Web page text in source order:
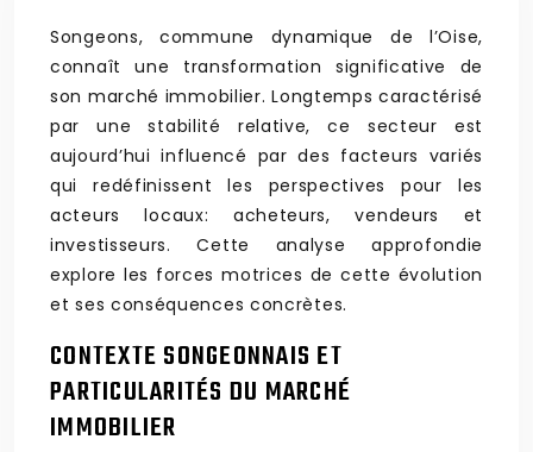
Songeons, commune dynamique de l’Oise,
connaît une transformation significative de
son marché immobilier. Longtemps caractérisé
par une stabilité relative, ce secteur est
aujourd’hui influencé par des facteurs variés
qui redéfinissent les perspectives pour les
acteurs locaux: acheteurs, vendeurs et
investisseurs. Cette analyse approfondie
explore les forces motrices de cette évolution
et ses conséquences concrètes.
CONTEXTE SONGEONNAIS ET
PARTICULARITÉS DU MARCHÉ
IMMOBILIER